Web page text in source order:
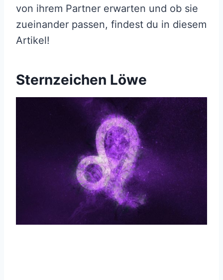
von ihrem Partner erwarten und ob sie
zueinander passen, findest du in diesem
Artikel!
Sternzeichen Löwe